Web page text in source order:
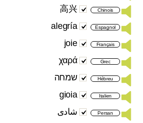
Chinois
高兴
Espagnol
alegría
Français
joie
Grec
χαρά
Hébreu שמחה
Italien
gioia
Persan شادی